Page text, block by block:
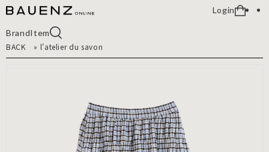
Login
BrandItem
BACK
» l'atelier du savon